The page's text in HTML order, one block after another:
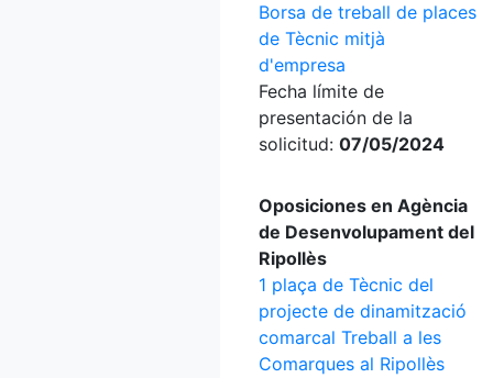
Borsa de treball de places
de Tècnic mitjà
d'empresa
Fecha límite de
presentación de la
solicitud: 07/05/2024
Oposiciones en Agència
de Desenvolupament del
Ripollès
1 plaça de Tècnic del
projecte de dinamització
comarcal Treball a les
Comarques al Ripollès